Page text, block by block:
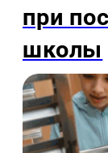
при
школы